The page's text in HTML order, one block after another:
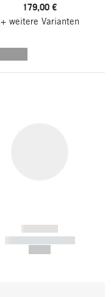
179,00 €
+ weitere Varianten
------------
----------- -----------